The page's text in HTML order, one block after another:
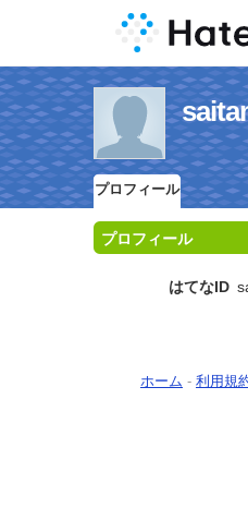
プロフィール
プロフィール
はてなID
ホーム - 利用規